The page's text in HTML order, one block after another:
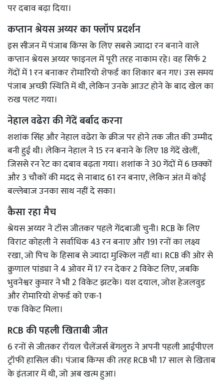
पर दबाव बढ़ा दिया।
कप्तान श्रेयस अय्यर का फ्लॉप प्रदर्शन
इस सीजन में पंजाब किंग्स के लिए सबसे ज्यादा रन बनाने वाले
कप्तान श्रेयस अय्यर फाइनल में पूरी तरह नाकाम रहे। वह सिर्फ 2
गेंदों में 1 रन बनाकर रोमारियो शेफर्ड का शिकार बन गए। उस समय
पंजाब अच्छी स्थिति में थी, लेकिन उनके आउट होने के बाद खेल का
रुख पलट गया।
नेहाल वढेरा की गेंदें बर्बाद करना
शशांक सिंह और नेहाल वढेरा के क्रीज पर होने तक जीत की उम्मीद
बनी हुई थी। लेकिन नेहाल ने 15 रन बनाने के लिए 18 गेंदें खेलीं,
जिससे रन रेट का दबाव बढ़ता गया। शशांक ने 30 गेंदों में 6 छक्कों
और 3 चौकों की मदद से नाबाद 61 रन बनाए, लेकिन अंत में कोई
बल्लेबाज उनका साथ नहीं दे सका।
कैसा रहा मैच
श्रेयस अय्यर ने टॉस जीतकर पहले गेंदबाजी चुनी। RCB के लिए
विराट कोहली ने सर्वाधिक 43 रन बनाए और 191 रनों का लक्ष्य
रखा, जो पिच के हिसाब से ज्यादा मुश्किल नहीं था। RCB की ओर से
क्रुणाल पांड्या ने 4 ओवर में 17 रन देकर 2 विकेट लिए, जबकि
भुवनेश्वर कुमार ने भी 2 विकेट झटके। यश दयाल, जोश हेजलवुड
और रोमारियो शेफर्ड को एक-1
एक विकेट मिला।
RCB की पहली खिताबी जीत
6 रनों से जीतकर रॉयल चैलेंजर्स बेंगलुरु ने अपनी पहली आईपीएल
ट्रॉफी हासिल की। पंजाब किंग्स की तरह RCB भी 17 साल से खिताब
के इंतजार में थी, जो अब खत्म हुआ।